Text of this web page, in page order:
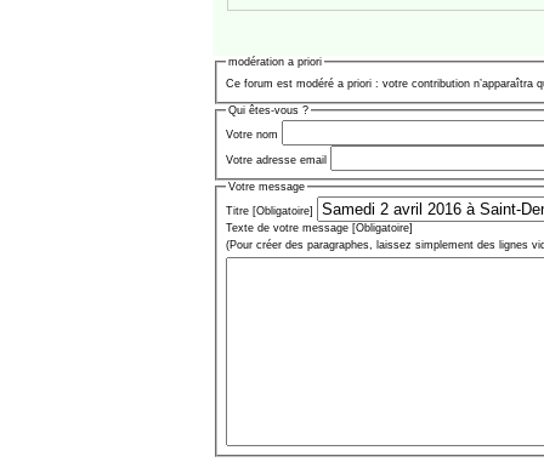
modération a priori
Ce forum est modéré a priori : votre contribution n’apparaîtra
Qui êtes-vous ?
Votre nom
Votre adresse email
Votre message
Titre [Obligatoire]
Texte de votre message [Obligatoire]
(Pour créer des paragraphes, laissez simplement des lignes